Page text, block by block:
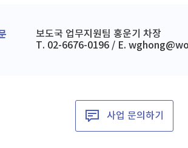
보도국업무지원팀홍운기차장
T.02-6676-0196/
사업문의하기